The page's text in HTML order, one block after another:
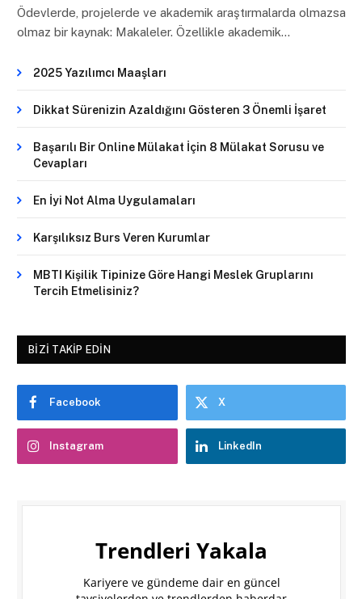
Ödevlerde, projelerde ve akademik araştırmalarda olmazsa
olmaz bir kaynak: Makaleler. Özellikle akademik…
2025 Yazılımcı Maaşları
Dikkat Sürenizin Azaldığını Gösteren 3 Önemli İşaret
Başarılı Bir Online Mülakat İçin 8 Mülakat Sorusu ve
Cevapları
En İyi Not Alma Uygulamaları
Karşılıksız Burs Veren Kurumlar
MBTI Kişilik Tipinize Göre Hangi Meslek Gruplarını
Tercih Etmelisiniz?
BIZI TAKIP EDIN
Facebook X
Instagram LinkedIn
Trendleri Yakala
Kariyere ve gündeme dair en güncel